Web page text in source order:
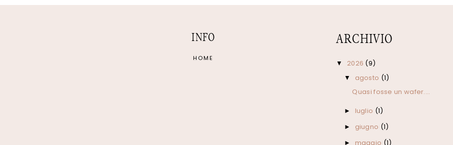
INFO
HOME
ARCHIVIO
▼ 2026 (9)
▼ agosto (1)
Quasi fosse un wafer....
► luglio (1)
► giugno (1)
► maggio (1)